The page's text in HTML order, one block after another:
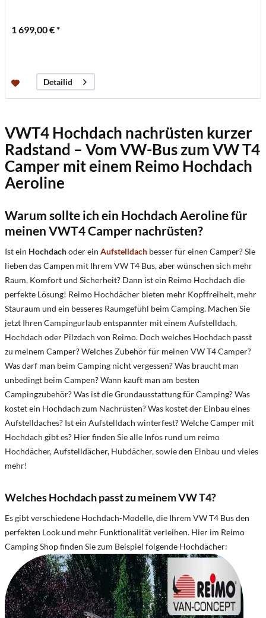
1 699,00 € *
Detailid
VWT4 Hochdach nachrüsten kurzer
Radstand – Vom VW-Bus zum VW T4
Camper mit einem Reimo Hochdach
Aeroline
Warum sollte ich ein Hochdach Aeroline für
meinen VWT4 Camper nachrüsten?
Ist ein Hochdachoder ein Aufstelldach besser für einen Camper?Sie
lieben das Campen mit Ihrem VW T4 Bus, aber wünschen sich mehr
Raum, Komfort und Sicherheit? Dann ist ein Reimo Hochdach die
perfekte Lösung! Reimo Hochdächer bieten mehr Kopffreiheit, mehr
Stauraum und ein besseres Raumgefühl beim Camping. Machen Sie
jetzt Ihren Campingurlaub entspannter mit einem Aufstelldach,
Hochdach oder Pilzdach von Reimo. Doch welches Hochdach passt
zu meinem Camper? Welches Zubehör für meinen VW T4 Camper?
Was darf man beim Camping nicht vergessen? Was braucht man
unbedingt beim Campen? Wann kauft man am besten
Campingzubehör? Was ist die Grundausstattung für Camping? Was
kostet ein Hochdach zum Nachrüsten?Was kostet der Einbau eines
Aufstelldaches? Ist ein Aufstelldach winterfest?Welche Camper mit
Hochdach gibt es? Hier finden Sie alle Infos rund um reimo
Hochdächer, Aufstelldächer, Hubdächer, sowie den Einbau und vieles
mehr!
Welches Hochdach passt zu meinem VW T4?
Es gibt verschiedene Hochdach-Modelle, die Ihrem VW T4 Bus den
perfekten Look und mehr Funktionalität verleihen. Hier im Reimo
Camping Shop finden Sie zum Beispiel folgende Hochdächer: